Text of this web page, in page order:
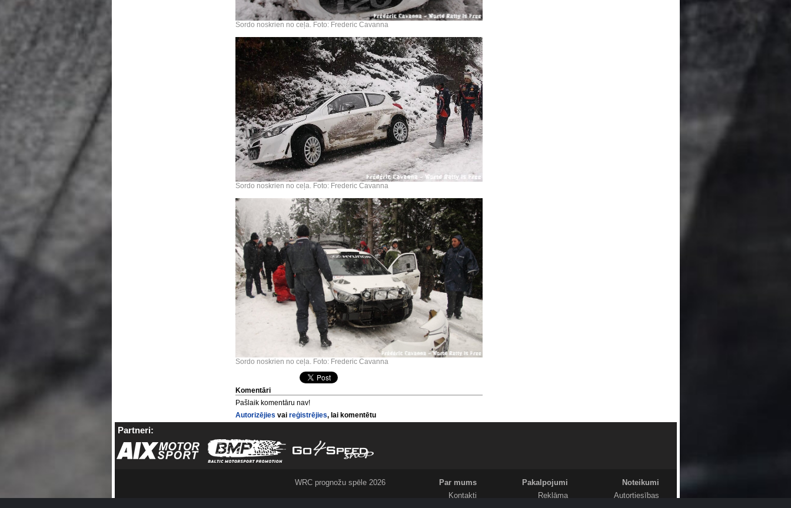
Sordo noskrien no ceļa. Foto: Frederic Cavanna
Sordo noskrien no ceļa. Foto: Frederic Cavanna
Sordo noskrien no ceļa. Foto: Frederic Cavanna
Komentāri
Pašlaik komentāru nav!
Autorizējies vai reģistrējies, lai komentētu
Partneri:
WRC prognožu spēle 2026
Par mums
Kontakti
Pakalpojumi
Reklāma
Noteikumi
Autortiesības